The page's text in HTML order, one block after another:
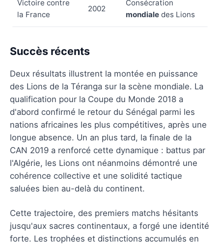
Victoire contre
la France
2002
Consécration
mondiale des Lions
Succès récents
Deux résultats illustrent la montée en puissance
des Lions de la Téranga sur la scène mondiale. La
qualification pour la Coupe du Monde 2018 a
d'abord confirmé le retour du Sénégal parmi les
nations africaines les plus compétitives, après une
longue absence. Un an plus tard, la finale de la
CAN 2019 a renforcé cette dynamique : battus par
l'Algérie, les Lions ont néanmoins démontré une
cohérence collective et une solidité tactique
saluées bien au-delà du continent.
Cette trajectoire, des premiers matchs hésitants
jusqu'aux sacres continentaux, a forgé une identité
forte. Les trophées et distinctions accumulés en